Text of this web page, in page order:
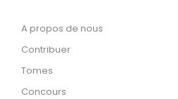
A propos de nous
Contribuer
Tomes
Concours